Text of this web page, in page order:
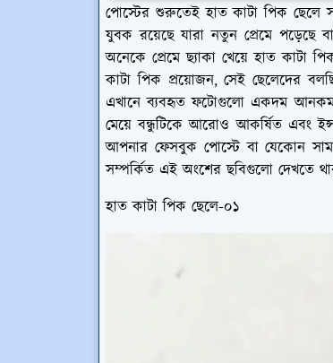
পোস্টের শুরুতেই হাত কাটা পিক
যুবক রয়েছে যারা নতুন প্রেমে পড়েছে
অনেকে প্রেমে ছ্যাকা খেয়ে হাত
কাটা পিক প্রয়োজন, সেই ছেলেদের
এখানে ব্যবহৃত ফটোগুলো একদম
মেয়ে বন্ধুটিকে আরোও আকর্ষিত এবং
আপনার ফেসবুক পোস্টে বা যেকোন
সম্পর্কিত এই অংশের ছবিগুলো দেখতে
হাত কাটা পিক ছেলে-০১